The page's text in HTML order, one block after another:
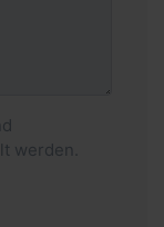
werden.